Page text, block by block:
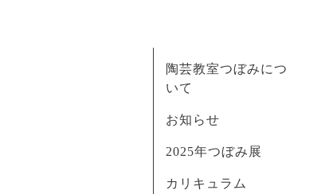
陶芸教室つぼみにつ
いて
お知らせ
2025年つぼみ展
カリキュラム